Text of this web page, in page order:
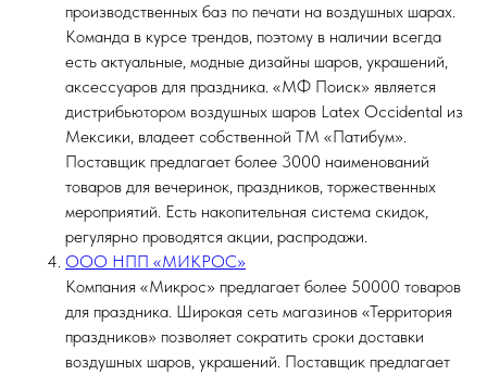
производственных баз по печати на воздушных шарах.
Команда в курсе трендов, поэтому в наличии всегда
есть актуальные, модные дизайны шаров, украшений,
аксессуаров для праздника. «МФ Поиск» является
дистрибьютором воздушных шаров Latex Occidental из
Мексики, владеет собственной ТМ «Патибум».
Поставщик предлагает более 3000 наименований
товаров для вечеринок, праздников, торжественных
мероприятий. Есть накопительная система скидок,
регулярно проводятся акции, распродажи.
ООО НПП «МИКРОС»
Компания «Микрос» предлагает более 50000 товаров
для праздника. Широкая сеть магазинов «Территория
праздников» позволяет сократить сроки доставки
воздушных шаров, украшений. Поставщик предлагает